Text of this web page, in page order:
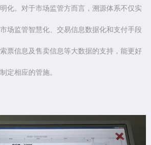
化。对于市场监管方而言，溯源体系不仅实
场监管智慧化、交易信息数据化和支付手段
票信息及售卖信息等大数据的支持，能更好
定相应的管施。